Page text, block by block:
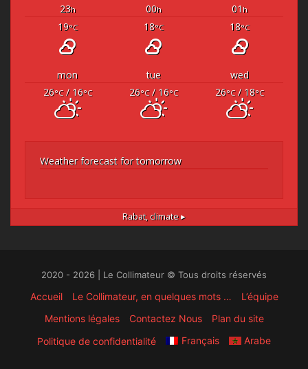
23h 00h 01 h
19°C 18°C 18°C
mon tue
wed
26°C/ 16°C 26°C/ 16°C 26°C/ 18°C
Weather forecast for tomorrow
Rabat, climate ▸
2020 - 2026 | Le Collimateur © Tous droits réservés
Accueil Le Collimateur, en quelques mots …
L’équipe
Mentions légales
Contactez Nous
Plan du site
Politique de confidentialité
Français Arabe